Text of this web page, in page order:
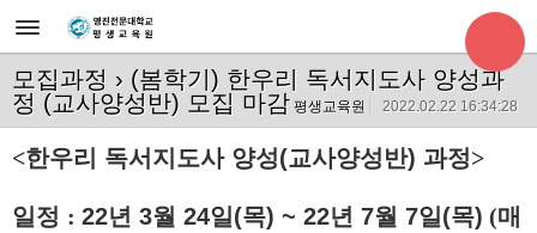
모집과정 › (봄학기) 한우리 독서지도사 양성과
정 (교사양성반) 모집 마감 평생교육원 2022.02.22 16:34:28
<한우리 독서지도사 양성(교사양성반) 과정>
일정 : 22년 3월 24일(목) ~ 22년 7월 7일(목) (매